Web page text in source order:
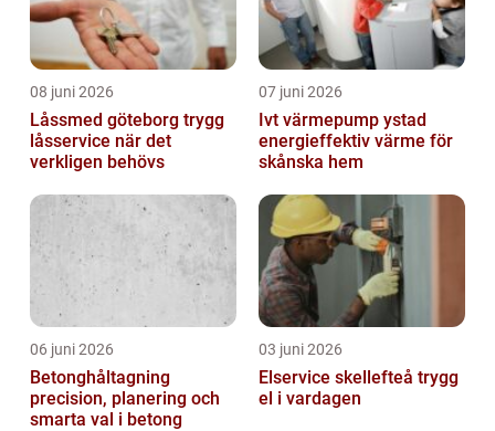
08 juni 2026
Låssmed göteborg trygg
låsservice när det
verkligen behövs
07 juni 2026
Ivt värmepump ystad
energieffektiv värme för
skånska hem
06 juni 2026
Betonghåltagning
precision, planering och
smarta val i betong
03 juni 2026
Elservice skellefteå trygg
el i vardagen